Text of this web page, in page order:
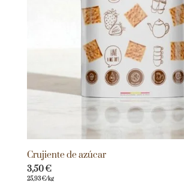
Crujiente de azúcar
3,50€
25,93€/kg